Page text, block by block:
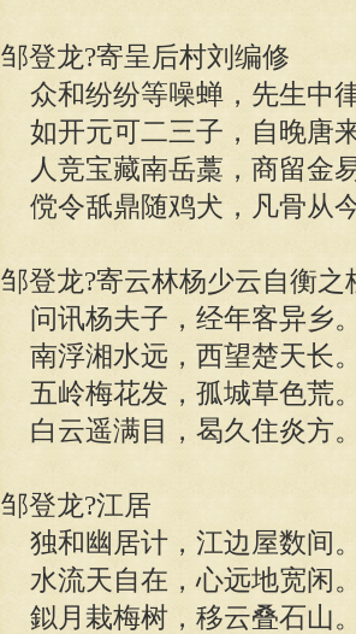
邹登龙?寄呈后村刘编修
众和纷纷等噪蝉，先生中
如开元可二三子，自晚唐
人竞宝藏南岳藁，商留金
傥令舐鼎随鸡犬，凡骨从
邹登龙?寄云林杨少云自衡之
问讯杨夫子，经年客异乡
南浮湘水远，西望楚天长
五岭梅花发，孤城草色荒
白云遥满目，曷久住炎方
邹登龙?江居
独和幽居计，江边屋数间
水流天自在，心远地宽闲
鉯月栽梅树，移云叠石山